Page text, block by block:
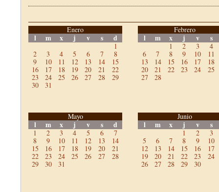
Enero
l m x j v s d
1
2
3 4 5 6 7
8
9
10 11 12 13 14
15
16
17 18 19 20 21
22
23
24 25 26 27 28
29
30
31
Febrero
l m x j v s
1 2 3
4
6
7 8 9 10
11
13
14 15 16 17
18
20
21 22 23 24
25
27
28
Mayo
l m x j v s d
1 2 3 4 5 6
7
8
9 10 11 12 13
14
15
16 17 18 19 20
21
22
23 24 25 26 27
28
29
30 31
Junio
l m x j v s
1 2
3
5
6 7 8 9
10
12
13 14 15 16
17
19
20 21 22 23
24
26
27 28 29 30